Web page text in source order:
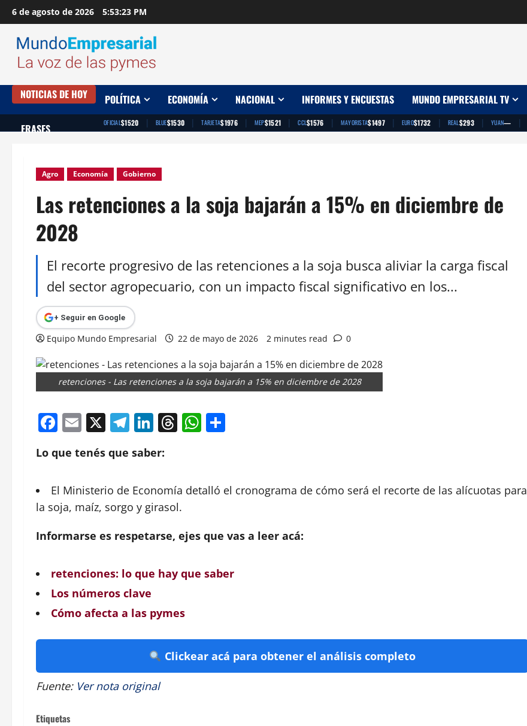
Saltar
al
contenido
6 de agosto de 2026 5:53:24 PM
NOTICIAS DE HOY POLÍTICA ECONOMÍA NACIONAL INFORMES Y ENCUESTAS MUNDO EMPRESARIAL TV
FRASES OFICIAL$1520 | BLUE$1530 | TARJETA$1976 | MEP$1521 | CCL$1576 | MAYORISTA$1497 | EURO$1732 | REAL$293 | YUAN— |
Agro Economía Gobierno
Las retenciones a la soja bajarán a 15% en diciembre de
2028
El recorte progresivo de las retenciones a la soja busca aliviar la carga fiscal
del sector agropecuario, con un impacto fiscal significativo en los...
+ Seguir en Google
Equipo Mundo Empresarial 22 de mayo de 2026 2 minutes read 0
retenciones - Las retenciones a la soja bajarán a 15% en diciembre de 2028
Facebook
Email
X Telegram
LinkedIn
Threads
WhatsApp
Lo que tenés que saber:
El Ministerio de Economía detalló el cronograma de cómo será el recorte de las alícuotas para
la soja, maíz, sorgo y girasol.
Informarse es respetarse, ejes que vas a leer acá:
retenciones: lo que hay que saber
Los números clave
Cómo afecta a las pymes
Clickear acá para obtener el análisiscompleto
Fuente: Ver nota original
Etiquetas